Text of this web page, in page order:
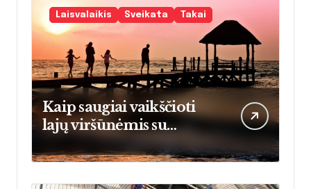
Laisvalaikis Sveikata Takai
Kaip saugiai vaikščioti
lajų viršūnėmis su
vaikais: praktinis vadovas
tėvams
pradedantiesiems